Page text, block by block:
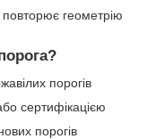
геометрію
порогів
сертифікацією
порогів